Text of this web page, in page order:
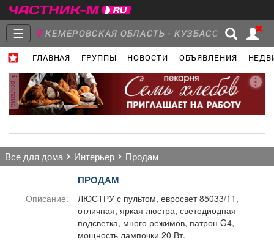
☰ КЕМЕРОВСКАЯ ОБЛАСТЬ - КУЗБАСС
ГЛАВНАЯ ГРУППЫ НОВОСТИ ОБЪЯВЛЕНИЯ
Главная
Группы Новости
Транспорт Компании
реклама
все для дома интерьер продам
ПРОДАМ
Описание:
ЛЮСТРУ с пультом, евросвет 85033/11,
отличная, яркая люстра, светодиодная
подсветка, много режимов, патрон G4,
мощность лампочки 20 Вт.